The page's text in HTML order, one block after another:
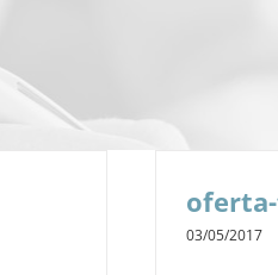
03/05/2017